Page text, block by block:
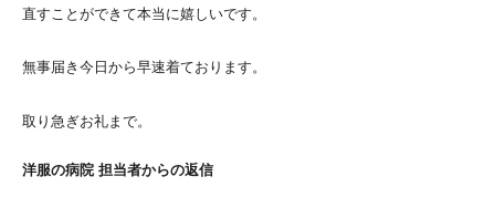
直すことができて本当に嬉しいです。
無事届き今日から早速着ております。
取り急ぎお礼まで。
洋服の病院 担当者からの返信